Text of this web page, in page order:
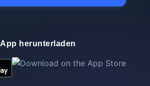
App herunterladen